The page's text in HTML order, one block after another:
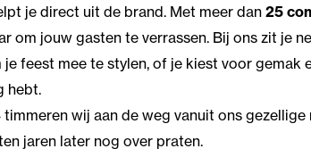
je direct uit de brand. Met meer dan25
om jouw gasten te verrassen. Bij ons zit je
je feest mee te stylen, of je kiest voor gemak
hebt.
wij aan de weg vanuit ons
jaren later nog over praten.